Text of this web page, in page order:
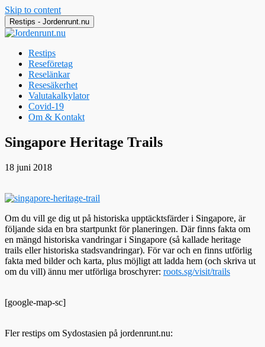
Skip to content
Restips - Jordenrunt.nu
Restips
Reseföretag
Reselänkar
Resesäkerhet
Valutakalkylator
Covid-19
Om & Kontakt
Jordenrunt.nu
Tusen Restips från hela världen
Singapore Heritage Trails
18 juni 2018
Om du vill ge dig ut på historiska upptäcktsfärder i Singapore, är
följande sida en bra startpunkt för planeringen. Där finns fakta om
en mängd historiska vandringar i Singapore (så kallade heritage
trails eller historiska stadsvandringar). För var och en finns utförlig
fakta med bilder och karta, plus möjligt att ladda hem (och skriva ut
om du vill) ännu mer utförliga broschyrer: roots.sg/visit/trails
[google-map-sc]
Fler restips om Sydostasien på jordenrunt.nu: